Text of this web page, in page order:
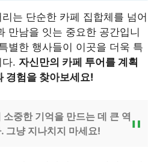
는 단순한 카페 집합체를 넘어
만남을 잇는 중요한 공간입니
별한 행사들이 이곳을 더욱 특
다. 자신만의 카페 투어를 계획
경험을 찾아보세요!
중한 기억을 만드는 데 큰 역
그냥 지나치지 마세요!